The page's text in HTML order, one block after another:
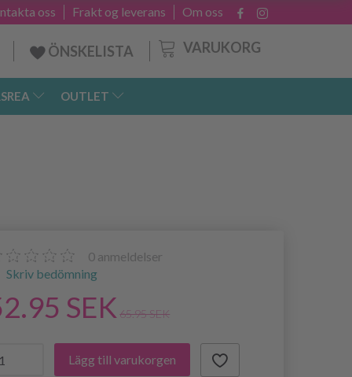
Om oss
Frakt og leverans
oss
VARUKORG
ÖNSKELISTA
OUTLET
0 anmeldelser
Skriv bedömning
SEK 65.95 SEK
Lägg till varukorgen